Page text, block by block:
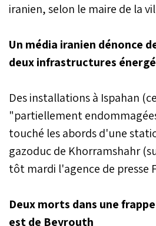
iranien, selon le maire de la
Un média iranien dénonce
deux infrastructures
Des installations à Ispahan
"partiellement
touché les abords d'une
gazoduc de Khorramshahr
tôt mardi l'agence de presse
Deux morts dans une
est de Beyrouth